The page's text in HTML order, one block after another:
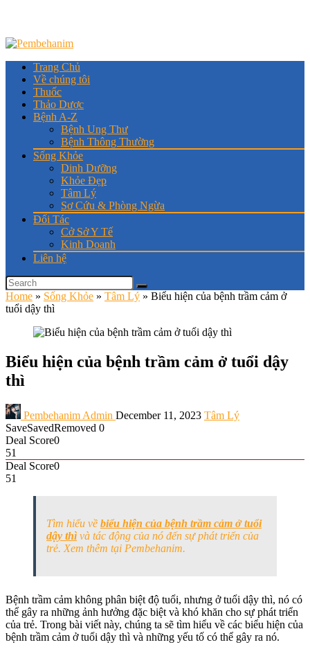
Trang Chủ
Về chúng tôi
Thuốc
Thảo Dược
Bệnh A-Z
Bệnh Ung Thư
Bệnh Thông Thường
Sống Khỏe
Dinh Dưỡng
Khỏe Đẹp
Tâm Lý
Sơ Cứu & Phòng Ngừa
Đối Tác
Cở Sở Y Tế
Kinh Doanh
Liên hệ
Home » Sống Khỏe » Tâm Lý » Biểu hiện của bệnh trầm cảm ở
tuổi dậy thì
Biểu hiện của bệnh trầm cảm ở tuổi dậy
thì
Pembehanim Admin December 11, 2023 Tâm Lý
SaveSavedRemoved 0
Deal Score0
51
Deal Score0
51
Tìm hiểu về biểu hiện của bệnh trầm cảm ở tuổi
dậy thì và tác động của nó đến sự phát triển của
trẻ. Xem thêm tại Pembehanim.
Bệnh trầm cảm không phân biệt độ tuổi, nhưng ở tuổi dậy thì, nó có
thể gây ra những ảnh hưởng đặc biệt và khó khăn cho sự phát triển
của trẻ. Trong bài viết này, chúng ta sẽ tìm hiểu về các biểu hiện của
bệnh trầm cảm ở tuổi dậy thì và những yếu tố có thể gây ra nó.